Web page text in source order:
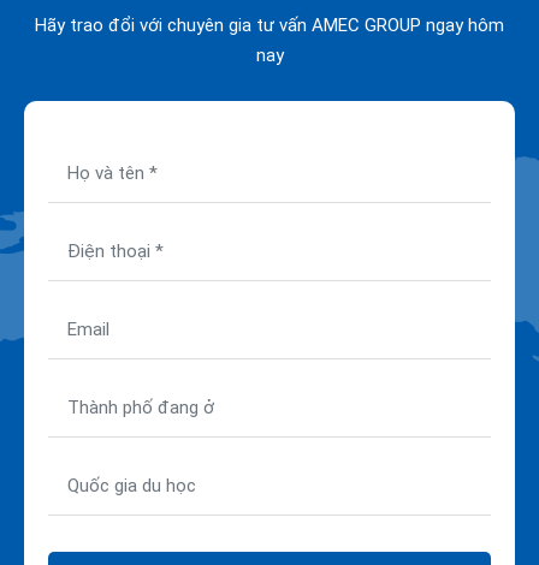
Hãy trao đổi với chuyên gia tư vấn AMEC GROUP ngay hôm
nay